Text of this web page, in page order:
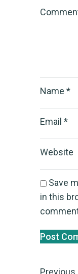
Name *
Email *
Website
Save
in this
Previous